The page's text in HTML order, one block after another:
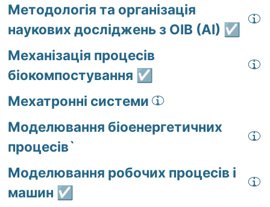
Методологія та організація
наукових досліджень з ОІВ (АІ) ☑️
Механізація процесів
біокомпостування ☑️
Мехатронні системи
Моделювання біоенергетичних
процесів`
Моделювання робочих процесів і
машин ☑️